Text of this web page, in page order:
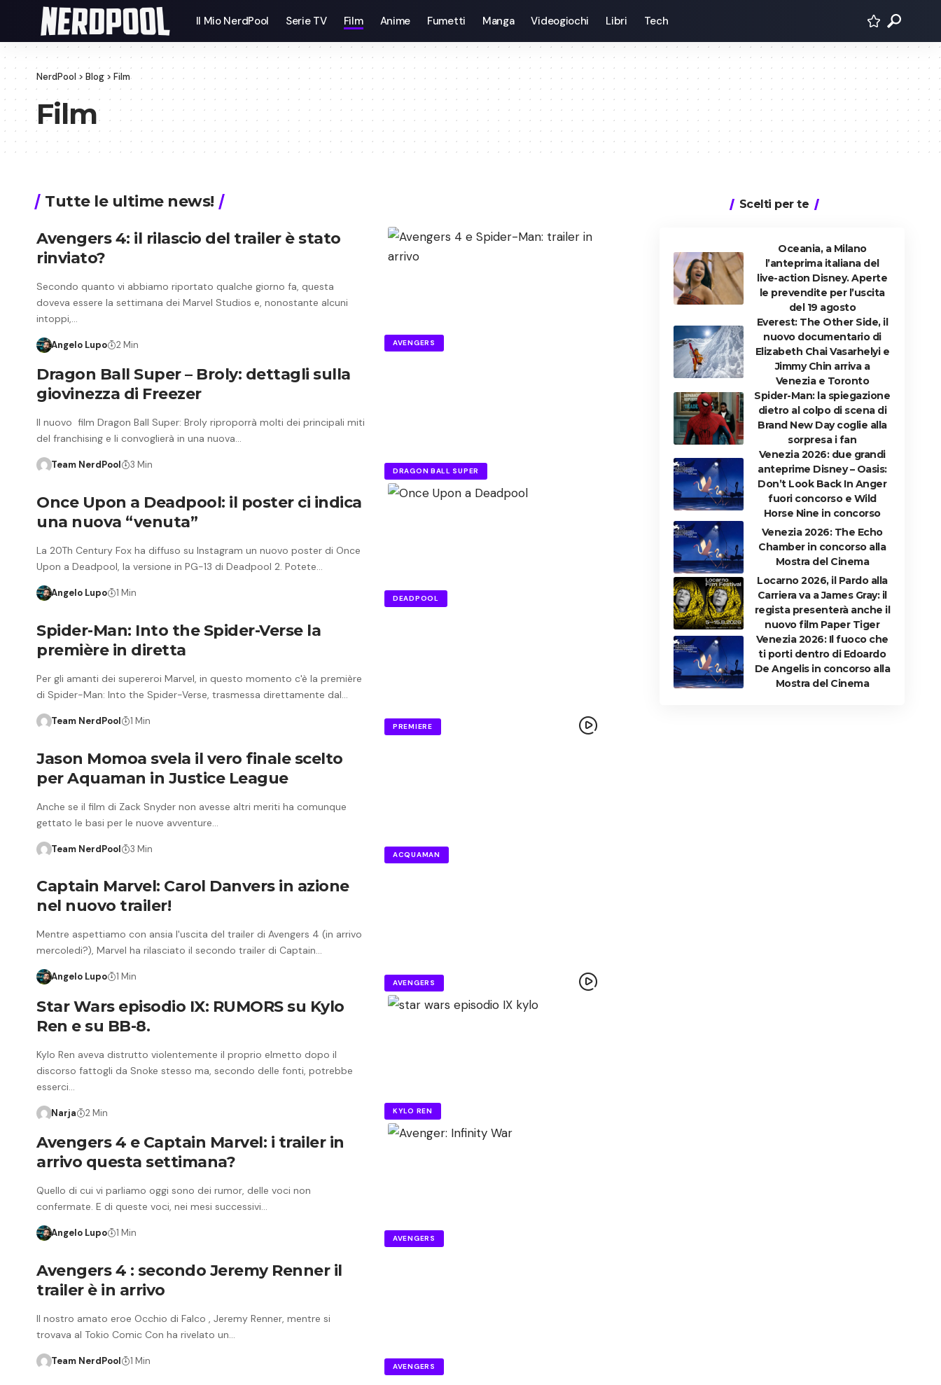
Il Mio NerdPool Serie TV Film Anime Fumetti Manga Videogiochi Libri Tech
NerdPool> Blog > Film
Film
Tutte le ultime news!
AVENGERS
Avengers 4: il rilascio del trailer è stato
rinviato?
Secondo quanto vi abbiamo riportato qualche giorno fa, questa
doveva essere la settimana dei Marvel Studios e, nonostante alcuni
intoppi,…
Angelo Lupo 2 Min
DRAGON BALL SUPER
Dragon Ball Super – Broly: dettagli sulla
giovinezza di Freezer
Il nuovo film Dragon Ball Super: Broly riproporrà molti dei principali miti
del franchising e li convoglierà in una nuova…
Team NerdPool 3 Min
DEADPOOL
Once Upon a Deadpool: il poster ci indica
una nuova “venuta”
La 20Th Century Fox ha diffuso su Instagram un nuovo poster di Once
Upon a Deadpool, la versione in PG-13 di Deadpool 2. Potete…
Angelo Lupo 1 Min
PREMIERE
Spider-Man: Into the Spider-Verse la
première in diretta
Per gli amanti dei supereroi Marvel, in questo momento c'è la première
di Spider-Man: Into the Spider-Verse, trasmessa direttamente dal…
Team NerdPool 1 Min
ACQUAMAN
Jason Momoa svela il vero finale scelto
per Aquaman in Justice League
Anche se il film di Zack Snyder non avesse altri meriti ha comunque
gettato le basi per le nuove avventure…
Team NerdPool 3 Min
AVENGERS
Captain Marvel: Carol Danvers in azione
nel nuovo trailer!
Mentre aspettiamo con ansia l'uscita del trailer di Avengers 4 (in arrivo
mercoledi?), Marvel ha rilasciato il secondo trailer di Captain…
Angelo Lupo 1 Min
KYLO REN
Star Wars episodio IX: RUMORS su Kylo
Ren e su BB-8.
Kylo Ren aveva distrutto violentemente il proprio elmetto dopo il
discorso fattogli da Snoke stesso ma, secondo delle fonti, potrebbe
esserci…
Narja 2 Min
AVENGERS
Avengers 4 e Captain Marvel: i trailer in
arrivo questa settimana?
Quello di cui vi parliamo oggi sono dei rumor, delle voci non
confermate. E di queste voci, nei mesi successivi…
Angelo Lupo 1 Min
AVENGERS
Avengers 4 : secondo Jeremy Renner il
trailer è in arrivo
Il nostro amato eroe Occhio di Falco , Jeremy Renner, mentre si
trovava al Tokio Comic Con ha rivelato un…
Team NerdPool 1 Min
Scelti per te
Oceania, a Milano
l’anteprima italiana del
live-action Disney. Aperte
le prevendite per l’uscita
del 19 agosto
Everest: The Other Side, il
nuovo documentario di
Elizabeth Chai Vasarhelyi e
Jimmy Chin arriva a
Venezia e Toronto
Spider-Man: la spiegazione
dietro al colpo di scena di
Brand New Day coglie alla
sorpresa i fan
Venezia 2026: due grandi
anteprime Disney – Oasis:
Don’t Look Back In Anger
fuori concorso e Wild
Horse Nine in concorso
Venezia 2026: The Echo
Chamber in concorso alla
Mostra del Cinema
Locarno 2026, il Pardo alla
Carriera va a James Gray: il
regista presenterà anche il
nuovo film Paper Tiger
Venezia 2026: Il fuoco che
ti porti dentro di Edoardo
De Angelis in concorso alla
Mostra del Cinema